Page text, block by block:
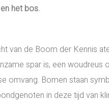
het bos.
van de Boom der Kennis
spar is, een
omvang. Bomen staan
in deze tijd van